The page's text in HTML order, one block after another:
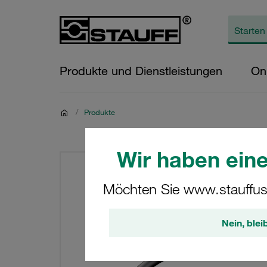
Wir haben
Möchten Sie
Nein,
Produkte und Dienstleistungen
/ Produkte